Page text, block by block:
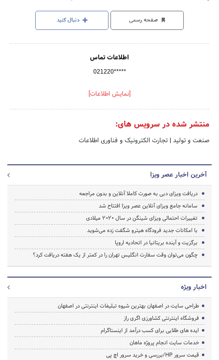
صفحه رسمی دنبال کنید
اطلاعات تماس
021220*****
[نمایش اطلاعات]
منتشر شده در سرویس های:
صنعت و تولید | تجارت الکترونیک و فناوری اطلاعات
آخرین اخبار عصر ویزا
دریافت ویزای دبی به صورت کاملا آنلاین و بدون مراجعه
سامانه جامع ویزای آنلاین عصر ویزا افتتاح شد
تغییرات احتمالی ویزای شینگن در سال 2020 میلادی
با امکانات جدید فرودگاه هیترو شگفت زده می‌شوید
برگزیت و آینده بریتانیا در اتحادیه اروپا
چگون می‌توان وقت سفارت انگلیس تهران را در کمتر از یک هفته دریافت کرد؟
اخبار ویژه
طراحی سایت در اصفهان بهترین شیوه تبلیغات اینترنتی در اصفهان
فروشگاه اینترنتی کشاورزی اگری راز
ایده های طلایی برای کسب درآمد از اینستاگرام
خدمات سایت انجام پروژه ماهان
قیمت سرور HP/بررسی و خرید سرور اچ پی